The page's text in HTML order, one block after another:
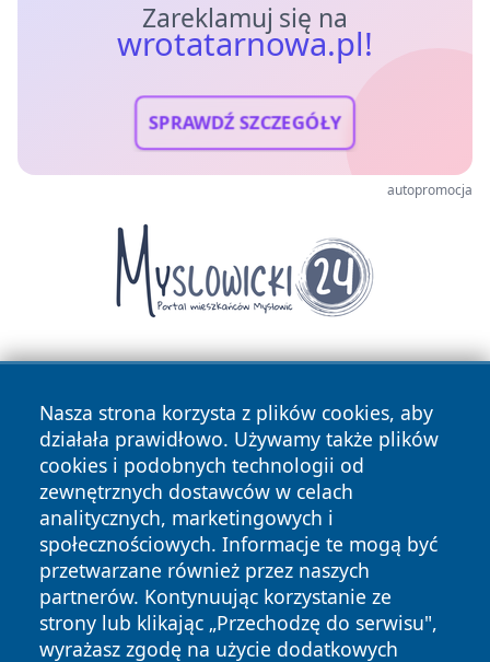
Zareklamuj się na
wrotatarnowa.pl!
SPRAWDŹ SZCZEGÓŁY
autopromocja
Nasza strona korzysta z plików cookies, aby
działała prawidłowo. Używamy także plików
cookies i podobnych technologii od
zewnętrznych dostawców w celach
analitycznych, marketingowych i
społecznościowych. Informacje te mogą być
przetwarzane również przez naszych
partnerów. Kontynuując korzystanie ze
strony lub klikając „Przechodzę do serwisu",
wyrażasz zgodę na użycie dodatkowych
Copyright © 2026 wrotatarnowa.pl Wszystkie prawa
zastrzeżone.
News Autorzy
Polityka
Prywatności
Polityka
Cookies